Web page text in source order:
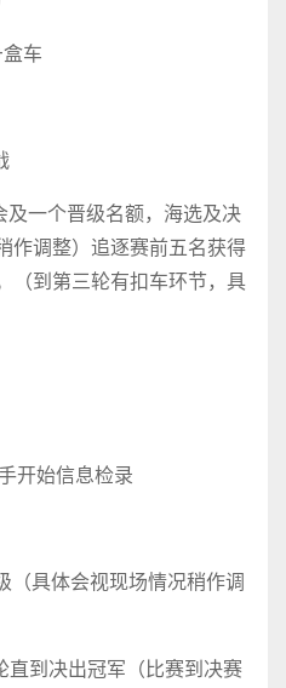
车
一个晋级名额，海选及决
作调整）追逐赛前五名获得
（到第三轮有扣车环节，具
开始信息检录
（具体会视现场情况稍作调
到决出冠军（比赛到决赛